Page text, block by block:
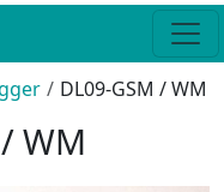
DL09-GSM / WM
WM